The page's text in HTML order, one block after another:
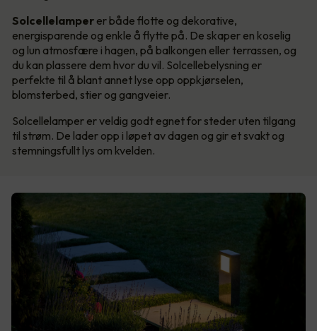
Solcellelamper er både flotte og dekorative,
energisparende og enkle å flytte på. De skaper en koselig
og lun atmosfære i hagen, på balkongen eller terrassen, og
du kan plassere dem hvor du vil. Solcellebelysning er
perfekte til å blant annet lyse opp oppkjørselen,
blomsterbed, stier og gangveier.
Solcellelamper er veldig godt egnet for steder uten tilgang
til strøm. De lader opp i løpet av dagen og gir et svakt og
stemningsfullt lys om kvelden.